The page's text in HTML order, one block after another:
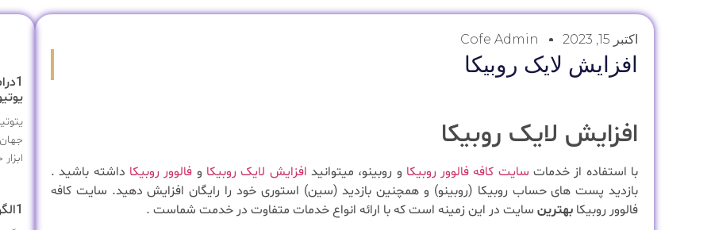
اکتبر 15, 2023 Cofe Admin
افزایش لایک روبیکا
افزایش لایک روبیکا
با استفاده از خدمات سایت کافه فالوور روبیکا و روبینو، میتوانید افزایش لایک روبیکا و فالوور روبیکا داشته باشید .
بازدید پست های حساب روبیکا (روبینو) و همچنین بازدید (سین) استوری خود را رایگان افزایش دهید. سایت کافه
فالوور روبیکا بهترین سایت در این زمینه است که با ارائه انواع خدمات متفاوت در خدمت شماست . 1الگوریتم جدید اینستاگرام: تغییرات و تأثیرات آن بر کاربران